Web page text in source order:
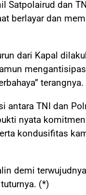
Satpolairud dan
berlayar dan
dari Kapal
terangnya.
antara TNI dan
nyata
kondusifitas
demi
(*)